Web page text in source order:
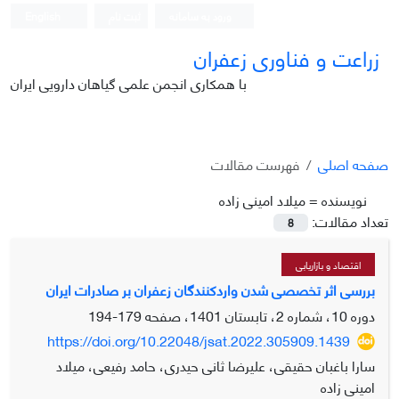
زراعت و فناوری زعفران
با همکاری انجمن علمی گیاهان دارویی ایران
صفحه اصلی
فهرست مقالات
نویسنده =میلاد امینی زاده
تعداد مقالات:
8
اقتصاد و بازاریابی
بررسی اثر تخصصی شدن واردکنندگان زعفران بر صادرات ایران
دوره 10، شماره 2، تابستان 1401، صفحه
179-194
https://doi.org/10.22048/jsat.2022.305909.1439
سارا باغبان حقیقی، علیرضا ثانی حیدری، حامد رفیعی، میلاد
امینی زاده